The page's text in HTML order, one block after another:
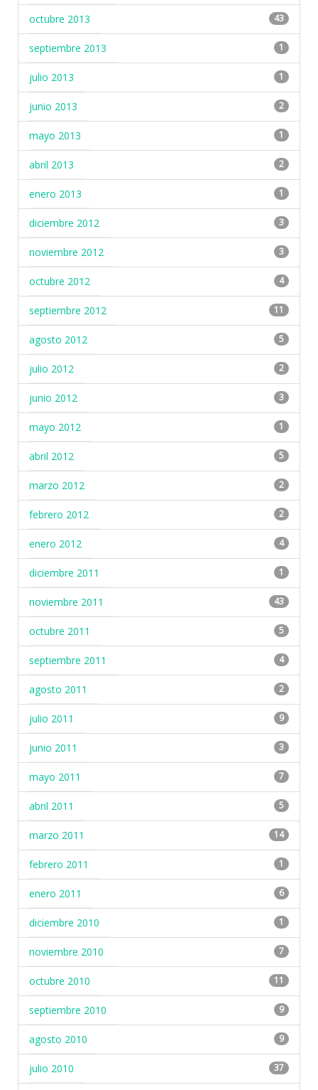
octubre 2013 43
septiembre 2013 1
julio 2013 1
junio 2013 2
mayo 2013 1
abril 2013 2
enero 2013 1
diciembre 2012 3
noviembre 2012 3
octubre 2012 4
septiembre 2012 11
agosto 2012 5
julio 2012 2
junio 2012 3
mayo 2012 1
abril 2012 5
marzo 2012 2
febrero 2012 2
enero 2012 4
diciembre 2011 1
noviembre 2011 43
octubre 2011 5
septiembre 2011 4
agosto 2011 2
julio 2011 9
junio 2011 3
mayo 2011 7
abril 2011 5
marzo 2011 14
febrero 2011 1
enero 2011 6
diciembre 2010 1
noviembre 2010 7
octubre 2010 11
septiembre 2010 9
agosto 2010 9
julio 2010 37